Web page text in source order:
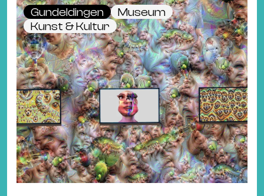
Gundeldingen
Museum
Kunst & Kultur